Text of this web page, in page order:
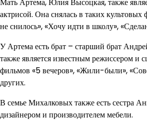
актрисой. Она снялась в таких
не снилось», «Хочу идти в школу»,
У Артема есть брат – старший брат
также является известным режиссером и
фильмов «5 вечеров», «Жили-были»,
других.
В семье Михалковых также есть сестра
дизайнером и производителем мебели.